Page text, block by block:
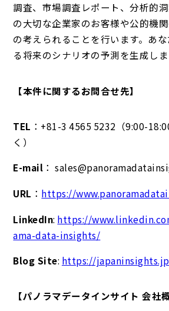
調査、市場調査レポート、分析的
の大切な企業家のお客様や公的機
の考えられることを行います。あ
る将来のシナリオの予測を生成しま
【本件に関するお問合せ先】
TEL ：+81-3 4565 5232（9:00-
く）
E-mail ：
URL ： https://
LinkedIn: https://
ama-data-insights/
Blog Site: https://
【パノラマデータインサイト 会社概